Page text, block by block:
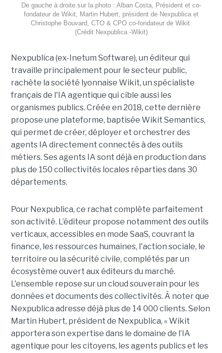
De gauche à droite sur la photo : Alban Costa, Président et co-
fondateur de Wikit, Martin Hubert, président de Nexpublica et
Christophe Bouvard, CTO & CPO co-fondateur de Wikit.
(Crédit Nexpublica -Wikit)
Nexpublica (ex-Inetum Software), un éditeur qui
travaille principalement pour le secteur public,
rachète la société lyonnaise Wikit, un spécialiste
français de l'IA agentique qui cible aussi les
organismes publics. Créée en 2018, cette dernière
propose une plateforme, baptisée Wikit Semantics,
qui permet de créer, déployer et orchestrer des
agents IA directement connectés à des outils
métiers. Ses agents IA sont déjà en production dans
plus de 150 collectivités locales réparties dans 30
départements.
Pour Nexpublica, ce rachat complète parfaitement
son activité. L’éditeur propose notamment des outils
verticaux, accessibles en mode SaaS, couvrant la
finance, les ressources humaines, l'action sociale, le
territoire ou la sécurité civile, complétés par un
écosystème ouvert aux éditeurs du marché.
L'ensemble repose sur un cloud souverain pour les
données et documents des collectivités. À noter que
Nexpublica adresse déjà plus de 14 000 clients. Selon
Martin Hubert, président de Nexpublica, « Wikit
apportera son expertise dans le domaine de l’IA
agentique pour les citoyens, les agents publics et les